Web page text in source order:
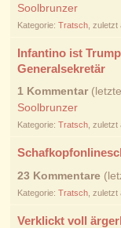
Soolbrunzer
Kategorie: Tratsch, zuletzt
Infantino ist
Generalsekretär
1 Kommentar
Soolbrunzer
Kategorie: Tratsch, zuletzt
23 Kommentare
Kategorie: Tratsch, zuletzt
Verklickt voll